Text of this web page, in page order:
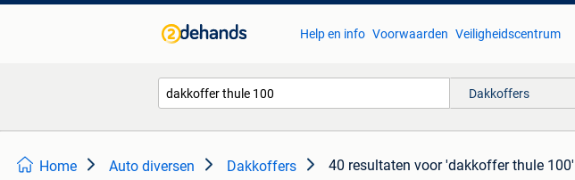
Help en info Voorwaarden Veiligheidscentrum
Dakkoffers
Home Auto diversen Dakkoffers 40 resultaten voor 'dakkoffer thule 100'